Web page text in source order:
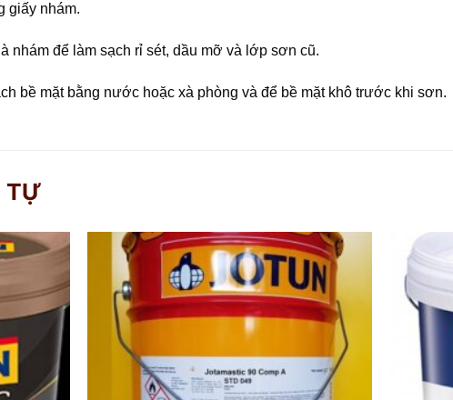
giấy nhám.
nhám để làm sạch rỉ sét, dầu mỡ và lớp sơn cũ.
bề mặt bằng nước hoặc xà phòng và để bề mặt khô trước khi sơn.
TỰ